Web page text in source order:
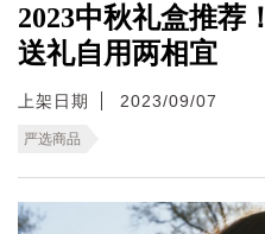
2023中秋礼盒推荐
送礼自用两相宜
上架日期 2023/09/07
严选商品